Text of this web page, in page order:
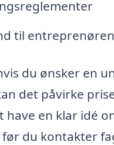
til
du ønsker en
det påvirke
have en klar idé
før du kontakter